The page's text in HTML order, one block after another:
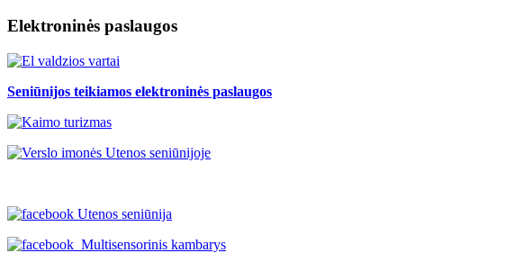
Elektroninės paslaugos
Seniūnijos teikiamos elektroninės paslaugos
Utenos seniūnija
Multisensorinis kambarys